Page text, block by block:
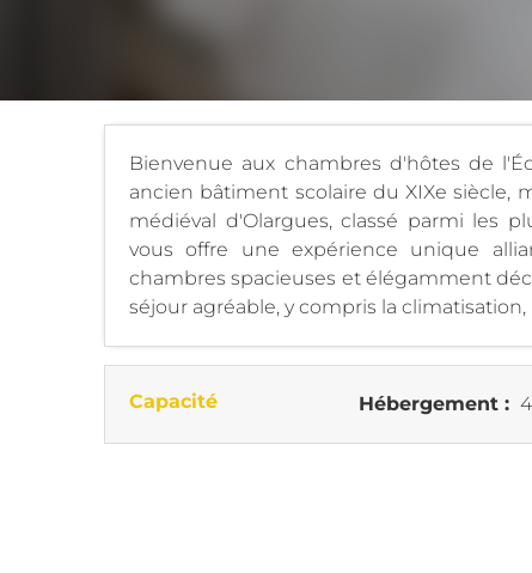
Bienvenue aux chambres d'hôtes de
ancien bâtiment scolaire du XIXe
médiéval d'Olargues, classé parmi les
vous offre une expérience unique
chambres spacieuses et élégamment
séjour agréable, y compris la
Capacité Hébergement :